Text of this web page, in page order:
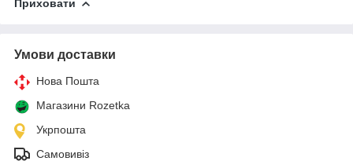
Приховати
Умови доставки
Нова Пошта
Магазини Rozetka
Укрпошта
Самовивіз